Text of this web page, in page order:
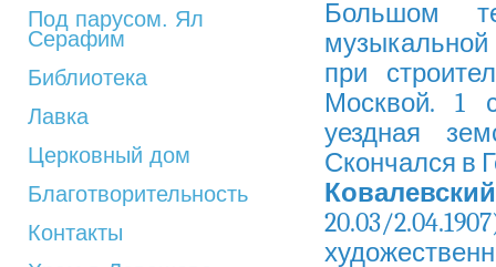
Под парусом. Ял
Серафим
Библиотека
Лавка
Церковный дом
Благотворительность
Контакты
Большом
музыкальной
при
Москвой. 1
уездная
Скончался в
Ковалевский
20.03/